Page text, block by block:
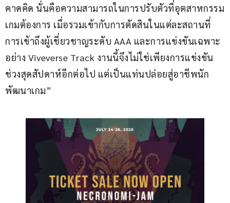
คาดคิด นั่นคือความสามารถในการปรับตัวที่อุตสาหกรรม
เกมต้องการ เมื่อรวมเข้ากับการตัดสินในแต่ละสถานที่
การเข้าถึงผู้เชี่ยวชาญระดับ AAA และการแข่งขันเฉพาะ
อย่าง Viveverse Track งานนี้จึงไม่ใช่เพียงการแข่งขัน
ช่วงสุดสัปดาห์อีกต่อไป แต่เป็นแท่นปล่อยสู่อาชีพนัก
พัฒนาเกม”